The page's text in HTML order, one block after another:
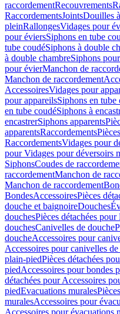
raccordementRecouvrements
RaccordementsJointsDouilles
pleinRallongesVidages pour
pour éviersSiphons en tube
tube coudéSiphons à double
à double chambreSiphons
pour évierManchon de
Manchon de raccordement
AccessoiresVidages pour
pour appareilsSiphons en tube
en tube coudéSiphons à
encastrerSiphons apparents
apparentsRaccordements
RaccordementsVidages pour
pour Vidages pour déversoirs
SiphonsCoudes de
raccordementManchon de
Manchon de raccordement
BondesAccessoiresPièces
douche et baignoireDouches
douchesPièces détachées
douchesCanivelles de douche
doucheAccessoires pour
Accessoires pour canivelles
plain-piedPièces détachées
piedAccessoires pour bondes
détachées pour Accessoires
piedEvacuations murales
muralesAccessoires pour
Accessoires pour évacuations